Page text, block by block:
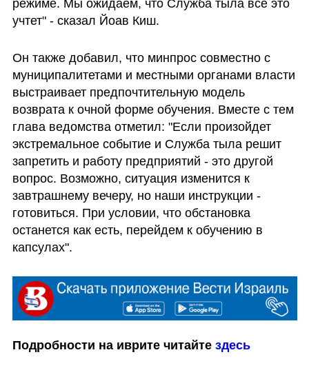
режиме. Мы ожидаем, что Служба тыла все это
учтет" - сказал Йоав Киш.
Он также добавил, что минпрос совместно с
муниципалитетами и местными органами власти
выстраивает предпочтительную модель
возврата к очной форме обучения. Вместе с тем
глава ведомства отметил: "Если произойдет
экстремальное событие и Служба тыла решит
запретить и работу предприятий - это другой
вопрос. Возможно, ситуация изменится к
завтрашнему вечеру, но наши инструкции -
готовиться. При условии, что обстановка
останется как есть, перейдем к обучению в
капсулах".
Подробности на иврите читайте здесь